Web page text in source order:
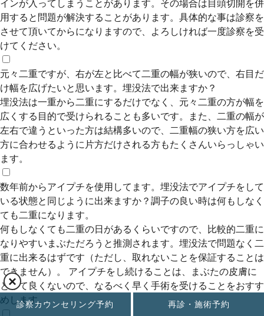
インが入ってしまうことがあります。その場合は目頭切開を併
用すると問題が解決することがあります。具体的な事は診察を
させて頂いてからになりますので、よろしければ一度診察を受
けてください。
元々二重ですが、右が左と比べて二重の幅が狭いので、右目だ
け幅を広げたいと思います。埋没法で出来ますか？
埋没法は一重から二重にするだけでなく、元々二重の方が幅を
広くする目的で受けられることも多いです。また、二重の幅が
左右で違うといった方は結構多いので、二重幅の狭い方を広い
方に合わせるように片方だけされる方もたくさんいらっしゃい
ます。
数年前からアイプチを使用してます。埋没法でアイプチをして
いる状態と同じように出来ますか？調子の良い時は何もしなく
ても二重になります。
何もしなくても二重の日があるくらいですので、比較的二重に
なりやすいまぶただろうと推測されます。埋没法で問題なく二
重に出来るはずです（ただし、取れないことを保証することは
できません）。 アイプチをし続けることは、まぶたの皮膚に
とって良くないので、なるべく早く手術を受けることをおすす
めします。
診察カウンセリング予約 再診・施術予約
×